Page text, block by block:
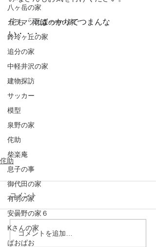
八ヶ岳の家
カラマツの森の中の家
鈴玲ヶ丘の家
追分の家
中軽井沢の家
建物探訪
サッカー
模型
泉野の家
侘助
柴楽庵
息子の事
御代田の家
有明の家
安曇野の家６
Kさんの家
ぱおぱお
侘も「雨ばっかりでつまんな
い・・・」
侘助
コメント
コメントを追加…